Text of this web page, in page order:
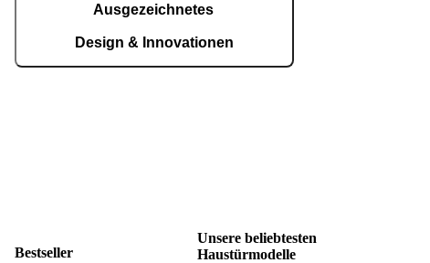
Ausgezeichnetes
Design & Innovationen
Bestseller
Unsere beliebtesten
Haustürmodelle